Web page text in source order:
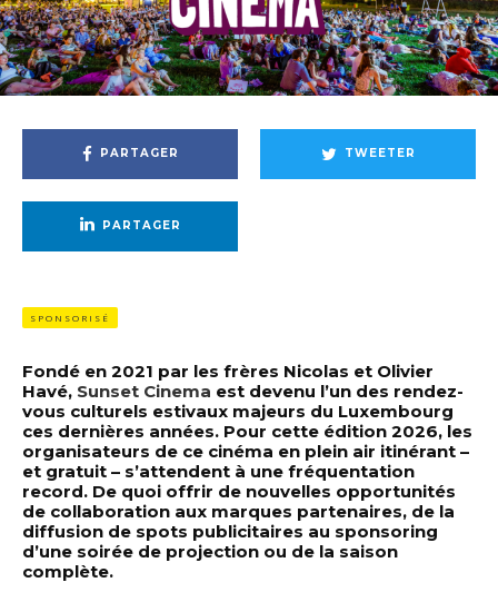
PARTAGER TWEETER
PARTAGER
SPONSORISÉ
Fondé en 2021 par les frères Nicolas et Olivier
Havé, Sunset Cinema est devenu l’un des rendez-
vous culturels estivaux majeurs du Luxembourg
ces dernières années. Pour cette édition 2026, les
organisateurs de ce cinéma en plein air itinérant –
et gratuit – s’attendent à une fréquentation
record. De quoi offrir de nouvelles opportunités
de collaboration aux marques partenaires, de la
diffusion de spots publicitaires au sponsoring
d’une soirée de projection ou de la saison
complète.